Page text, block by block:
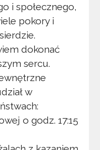
i społecznego,
pokory i
dokonać
sercu.
w
o godz. 17:15